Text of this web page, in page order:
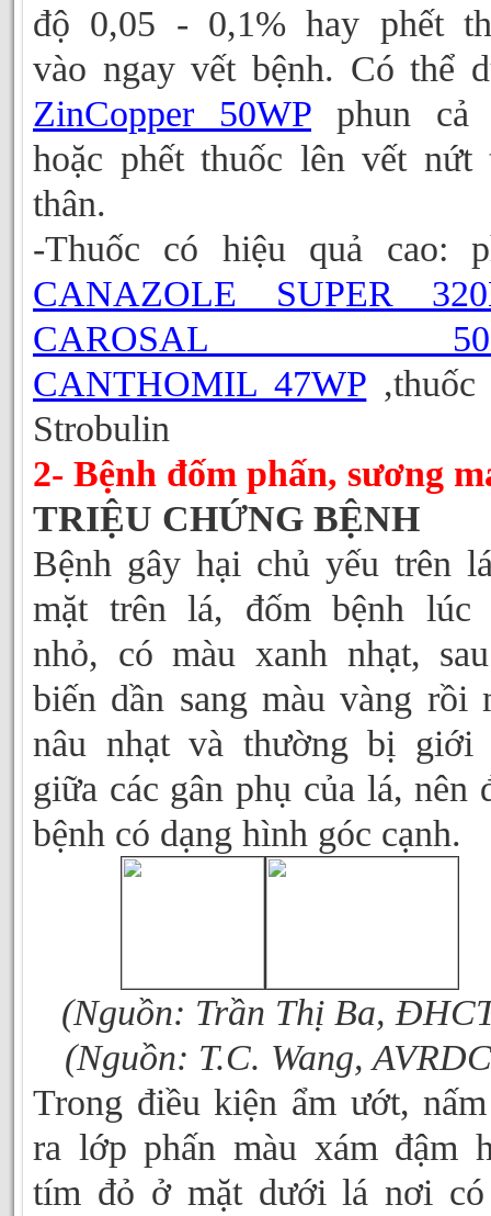
độ 0,05 - 0,1% hay phết
vào ngay vết bệnh. Có thể
ZinCopper 50WP phun cả
hoặc phết thuốc lên vết nứt
thân.
-Thuốc có hiệu quả cao:
CANAZOLE SUPER
CAROSAL
CANTHOMIL 47WP ,thuốc
Strobulin
2- Bệnh đốm phấn, sương
TRIỆU CHỨNG BỆNH
Bệnh gây hại chủ yếu trên
mặt trên lá, đốm bệnh lúc
nhỏ, có màu xanh nhạt,
biến dần sang màu vàng rồi
nâu nhạt và thường bị giới
giữa các gân phụ của lá, nên
bệnh có dạng hình góc cạnh.
(Nguồn: Trần Thị Ba,
(Nguồn: T.C. Wang,
Trong điều kiện ẩm ướt,
ra lớp phấn màu xám đậm
tím đỏ ở mặt dưới lá nơi